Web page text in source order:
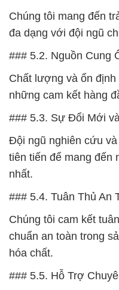
Chúng tôi mang đến
đa dạng với đội ngũ
### 5.2. Nguồn Cung
Chất lượng và ổn
những cam kết hàng
### 5.3. Sự Đổi Mới
Đội ngũ nghiên cứu
tiên tiến để mang đến
nhất.
### 5.4. Tuân Thủ An
Chúng tôi cam kết
chuẩn an toàn trong
hóa chất.
### 5.5. Hỗ Trợ